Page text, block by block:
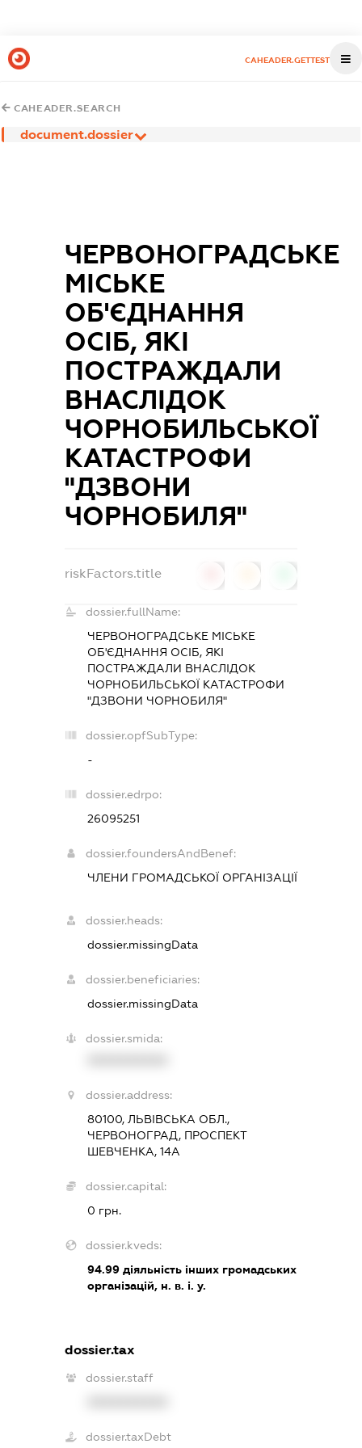
CAHEADER.GETTEST
CAHEADER.SEARCH
document.dossier
ЧЕРВОНОГРАДСЬКЕ
МІСЬКЕ
ОБ'ЄДНАННЯ
ОСІБ, ЯКІ
ПОСТРАЖДАЛИ
ВНАСЛІДОК
ЧОРНОБИЛЬСЬКОЇ
КАТАСТРОФИ
"ДЗВОНИ
ЧОРНОБИЛЯ"
riskFactors.title
dossier.fullName:
ЧЕРВОНОГРАДСЬКЕ МІСЬКЕ
ОБ'ЄДНАННЯ ОСІБ, ЯКІ
ПОСТРАЖДАЛИ ВНАСЛІДОК
ЧОРНОБИЛЬСЬКОЇ КАТАСТРОФИ
"ДЗВОНИ ЧОРНОБИЛЯ"
dossier.opfSubType:
-
dossier.edrpo:
26095251
dossier.foundersAndBenef:
ЧЛЕНИ ГРОМАДСЬКОЇ ОРГАНІЗАЦІЇ
dossier.heads:
dossier.missingData
dossier.beneficiaries:
dossier.missingData
dossier.smida:
dossier.address:
80100, ЛЬВІВСЬКА ОБЛ.,
ЧЕРВОНОГРАД, ПРОСПЕКТ
ШЕВЧЕНКА, 14А
dossier.capital:
0 грн.
dossier.kveds:
94.99діяльність інших громадських
організацій, н. в. і. у.
dossier.tax
dossier.staff
dossier.taxDebt